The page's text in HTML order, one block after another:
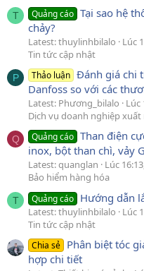
T Quảng cáo Tại sao hệ
chảy?
Latest: thuylinhbilalo
Lúc
Tin tức cập nhật
P Thảo luận Đánh giá chi
Danfoss so với các
Latest: Phương_bilalo
Lúc
Dịch vụ doanh nghiệp
Q Quảng cáo Than điện
inox, bột than chì, vảy
Latest: quanglan
Lúc
Bảo hiểm hàng hóa
T Quảng cáo Hướng dẫn
Latest: thuylinhbilalo
Lúc
Tin tức cập nhật
Chia sẻ Phân biệt tóc
hợp chi tiết